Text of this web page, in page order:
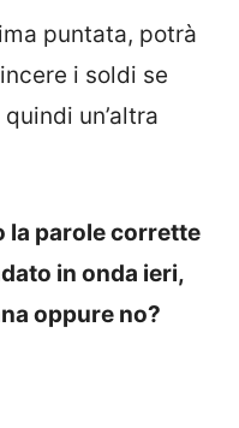
puntata, potrà
i soldi se
un’altra
la parole corrette
in onda ieri,
oppure no?